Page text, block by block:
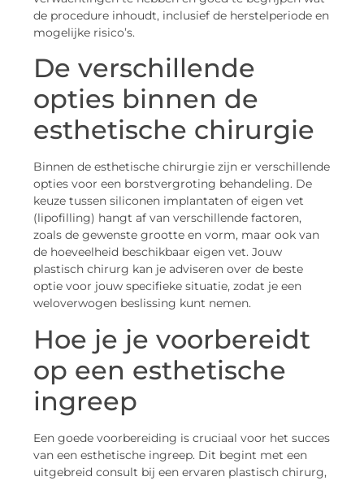
de procedure inhoudt, inclusief de herstelperiode en
mogelijke risico’s.
De verschillende
opties binnen de
esthetische chirurgie
Binnen de esthetische chirurgie zijn er verschillende
opties voor een borstvergroting behandeling. De
keuze tussen siliconen implantaten of eigen vet
(lipofilling) hangt af van verschillende factoren,
zoals de gewenste grootte en vorm, maar ook van
de hoeveelheid beschikbaar eigen vet. Jouw
plastisch chirurg kan je adviseren over de beste
optie voor jouw specifieke situatie, zodat je een
weloverwogen beslissing kunt nemen.
Hoe je je voorbereidt
op een esthetische
ingreep
Een goede voorbereiding is cruciaal voor het succes
van een esthetische ingreep. Dit begint met een
uitgebreid consult bij een ervaren plastisch chirurg,